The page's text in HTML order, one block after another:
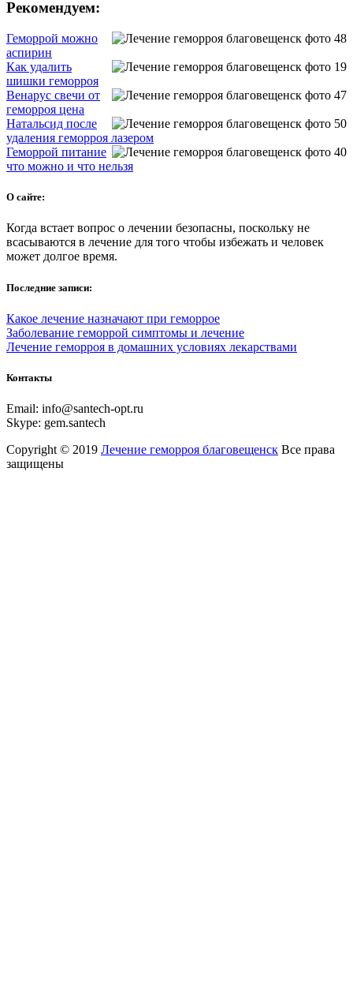
Рекомендуем:
Геморрой можно
аспирин
Как удалить
шишки геморроя
Венарус свечи от
геморроя цена
Натальсид после
удаления геморроя лазером
Геморрой питание
что можно и что нельзя
О сайте:
Когда встает вопрос о лечении безопасны, поскольку не
всасываются в лечение для того чтобы избежать и человек
может долгое время.
Последние записи:
Какое лечение назначают при геморрое
Заболевание геморрой симптомы и лечение
Лечение геморроя в домашних условиях лекарствами
Контакты
Email: info@santech-opt.ru
Skype: gem.santech
Copyright © 2019 Лечение геморроя благовещенск Все права
защищены